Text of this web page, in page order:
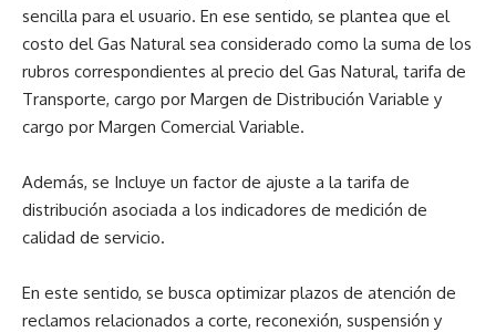
sencilla para el usuario. En ese sentido, se plantea que el
costo del Gas Natural sea considerado como la suma de los
rubros correspondientes al precio del Gas Natural, tarifa de
Transporte, cargo por Margen de Distribución Variable y
cargo por Margen Comercial Variable.
Además, se Incluye un factor de ajuste a la tarifa de
distribución asociada a los indicadores de medición de
calidad de servicio.
En este sentido, se busca optimizar plazos de atención de
reclamos relacionados a corte, reconexión, suspensión y